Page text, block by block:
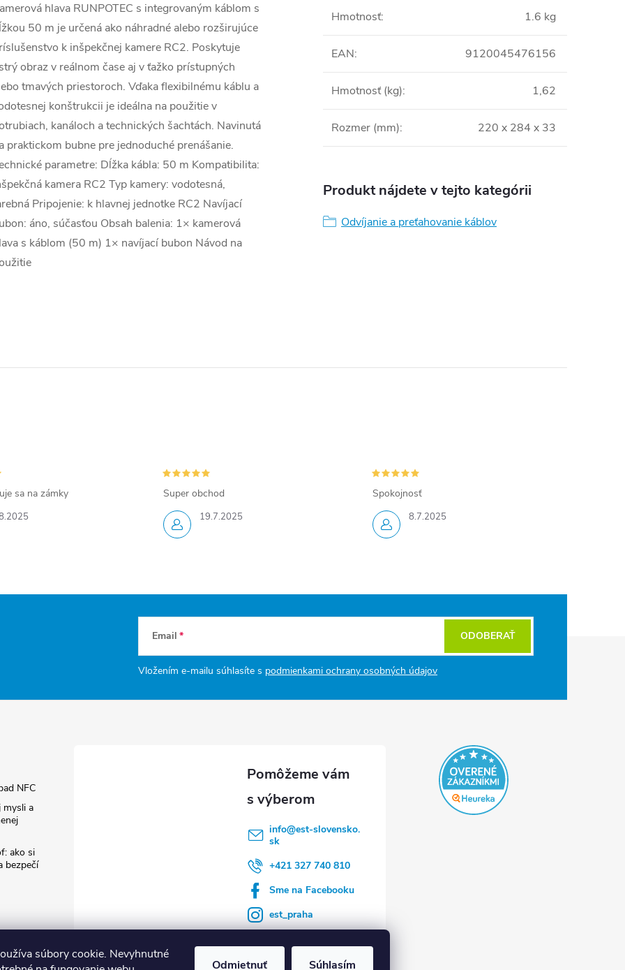
súbory cookie. Nevyhnutné
Odmietnuť Súhlasím
hlava RUNPOTEC s integrovaným káblom s
50 m je určená ako náhradné alebo rozširujúce
k inšpekčnej kamere RC2. Poskytuje
obraz v reálnom čase aj v ťažko prístupných
tmavých priestoroch. Vďaka flexibilnému káblu a
konštrukcii je ideálna na použitie v
kanáloch a technických šachtách. Navinutá
praktickom bubne pre jednoduché prenášanie.
parametre: Dĺžka kábla: 50 m Kompatibilita:
kamera RC2 Typ kamery: vodotesná,
Pripojenie: k hlavnej jednotke RC2 Navíjací
áno, súčasťou Obsah balenia: 1× kamerová
s káblom (50 m) 1× navíjací bubon Návod na
Hmotnosť: 1.6 kg
EAN: 9120045476156
Hmotnosť (kg): 1,62
Rozmer (mm): 220 x 284 x 33
Produkt nájdete v tejto kategórii
Odvíjanie a preťahovanie káblov
sa na zámky
19.7.2025
Super obchod
8.7.2025
Spokojnosť
Email
Vložením e-mailu súhlasíte s podmienkami ochrany osobných údajov
ODOBERAŤ
NFC
mysli a
ako si
bezpečí
info@est-slovensko.
sk
+421 327 740 810
Sme na Facebooku
est_praha